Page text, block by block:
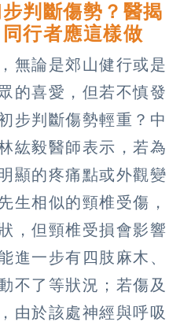
判斷傷勢？醫揭
行者應這樣做
無論是郊山健行或是
的喜愛，但若不慎發
步判斷傷勢輕重？中
紘毅醫師表示，若為
顯的疼痛點或外觀變
生相似的頸椎受傷，
，但頸椎受損會影響
進一步有四肢麻木、
不了等狀況；若傷及
由於該處神經與呼吸